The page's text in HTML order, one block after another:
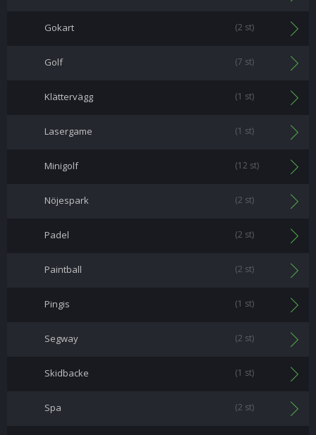
Gokart (2 st)
Golf (7 st)
Klättervägg (1 st)
Lasergame (1 st)
Minigolf (12 st)
Nöjespark (2 st)
Padel (2 st)
Paintball (2 st)
Pingis (1 st)
Segway (2 st)
Skidbacke (1 st)
Spa (2 st)